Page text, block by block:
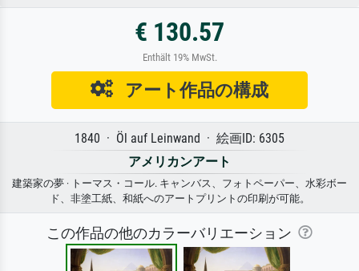
€ 130.57
Enthält 19% MwSt.
アート作品の構成
1840 · Öl auf Leinwand · 絵画ID: 6305
アメリカンアート
建築家の夢 · トーマス・コール. キャンバス、フォトペーパー、水彩ボー
ド、非塗工紙、和紙へのアートプリントの印刷が可能。
この作品の他のカラーバリエーション